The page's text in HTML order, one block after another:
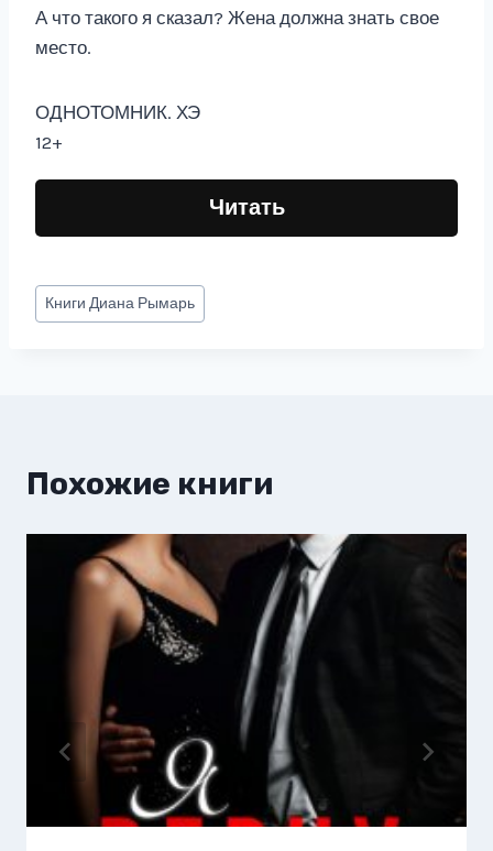
А что такого я сказал? Жена должна знать свое
место.
ОДНОТОМНИК. ХЭ
12+
Читать
Метки
записи:
КнигиДиана Рымарь
Похожие книги